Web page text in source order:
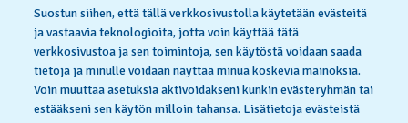
Privacy Policy Cookie Notice
Suostun siihen, että tällä verkkosivustolla käytetään evästeitä
ja vastaavia teknologioita, jotta voin käyttää tätä
verkkosivustoa ja sen toimintoja, sen käytöstä voidaan saada
tietoja ja minulle voidaan näyttää minua koskevia mainoksia.
Voin muuttaa asetuksia aktivoidakseni kunkin evästeryhmän tai
estääkseni sen käytön milloin tahansa. Lisätietoja evästeistä